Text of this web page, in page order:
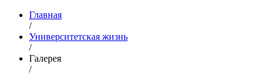
Главная
/
Университетская жизнь
/
Галерея
/